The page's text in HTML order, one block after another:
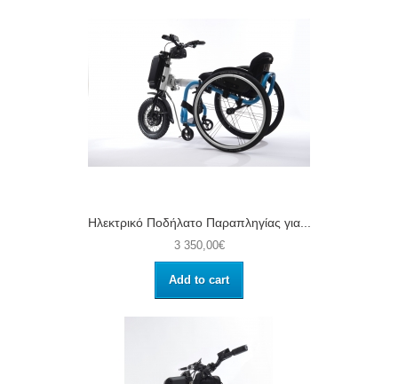
Ηλεκτρικό Ποδήλατο Παραπληγίας για...
3 350,00€
Add to cart